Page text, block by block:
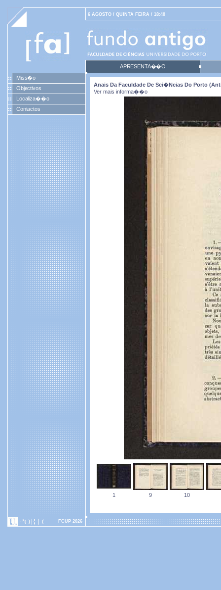
6 AGOSTO / QUINTA FEIRA / 18:40
APRESENTA��O
Miss�o
Objectivos
Localiza��o
Contactos
Anais Da Faculdade De Sci�ncias Do Porto
Ver mais informa��o
1 9 10
FCUP 2026